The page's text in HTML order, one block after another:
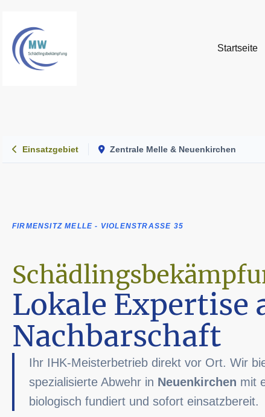
Startseite
Einsatzgebiet Zentrale Melle & Neuenkirchen
FIRMENSITZ MELLE - VIOLENSTRASSE 35
Lokale Expertise
Nachbarschaft
Ihr IHK-Meisterbetrieb direkt vor Ort. Wir
spezialisierte Abwehr in Neuenkirchen mit
biologisch fundiert und sofort einsatzbereit.